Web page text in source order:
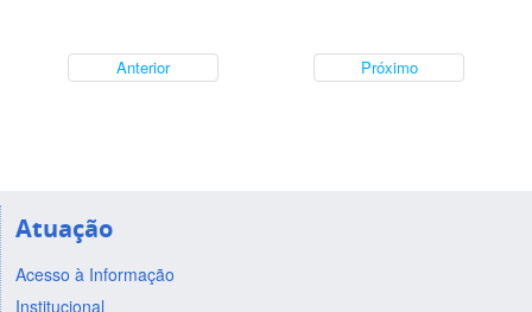
Anterior Próximo
Atuação
Acesso à Informação
Institucional